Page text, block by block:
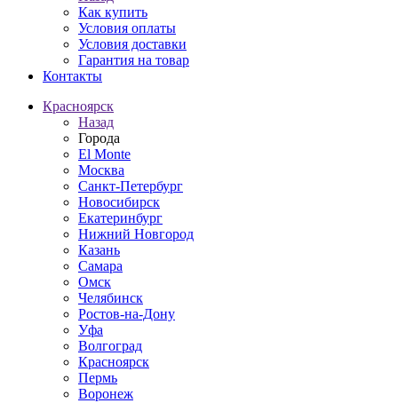
Как купить
Условия оплаты
Условия доставки
Гарантия на товар
Контакты
Красноярск
Назад
Города
El Monte
Москва
Санкт-Петербург
Новосибирск
Екатеринбург
Нижний Новгород
Казань
Самара
Омск
Челябинск
Ростов-на-Дону
Уфа
Волгоград
Красноярск
Пермь
Воронеж